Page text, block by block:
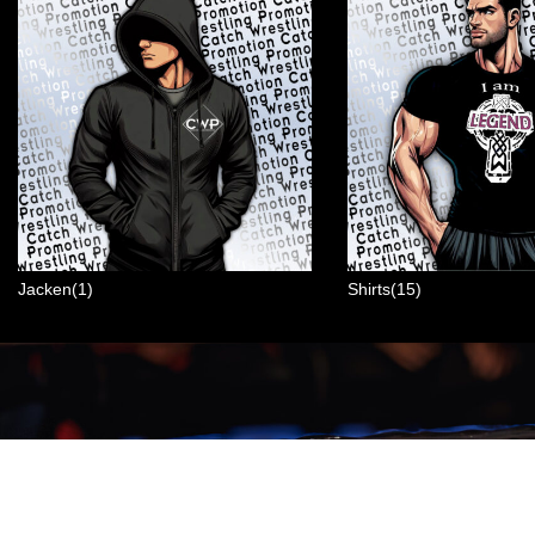
Jacken(1) Shirts(15)